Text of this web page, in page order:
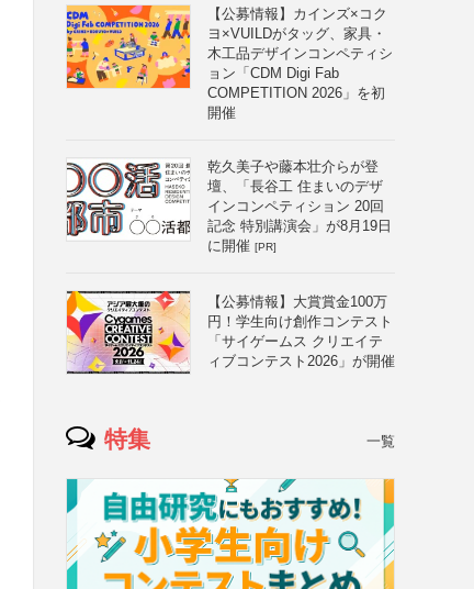
【公募情報】カインズ×コク
ヨ×VUILDがタッグ、家具・
木工品デザインコンペティシ
ョン「CDM Digi Fab
COMPETITION 2026」を初
開催
乾久美子や藤本壮介らが登
壇、「長谷工 住まいのデザ
インコンペティション 20回
記念 特別講演会」が8月19日
に開催 [PR]
【公募情報】大賞賞金100万
円！学生向け創作コンテスト
「サイゲームス クリエイテ
ィブコンテスト2026」が開催
特集 一覧